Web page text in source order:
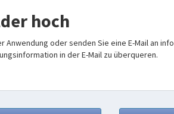
hoch
Anwendung oder senden Sie eine E-Mail an
in der E-Mail zu überqueren.